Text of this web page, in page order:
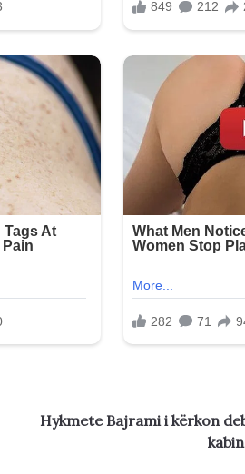
Hykmete Bajrami i kërkon